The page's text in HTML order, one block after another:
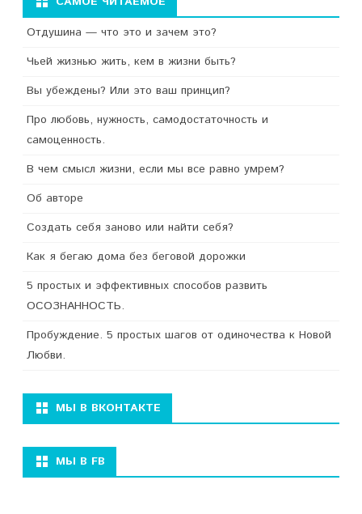
Отдушина — что это и зачем это?
Чьей жизнью жить, кем в жизни быть?
Вы убеждены? Или это ваш принцип?
Про любовь, нужность, самодостаточность и
самоценность.
В чем смысл жизни, если мы все равно умрем?
Об авторе
Создать себя заново или найти себя?
Как я бегаю дома без беговой дорожки
5 простых и эффективных способов развить
ОСОЗНАННОСТЬ.
Пробуждение. 5 простых шагов от одиночества к Новой
Любви.
МЫ В ВКОНТАКТЕ
МЫ В FB